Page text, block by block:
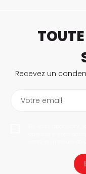
Recevez un
Votre email